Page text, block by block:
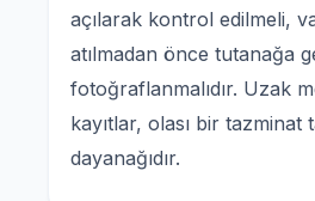
açılarak kontrol edilmeli,
atılmadan önce tutanağa
fotoğraflanmalıdır. Uzak
kayıtlar, olası bir tazminat
dayanağıdır.